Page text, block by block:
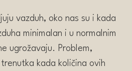
vazduh, oko nas su i kada
minimalan i u normalnim
ugrožavaju. Problem,
kada količina ovih